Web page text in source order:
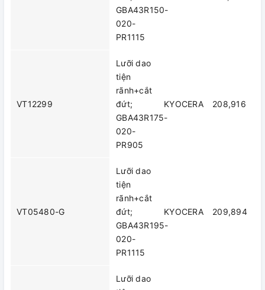
GBA43R150-
020-
PR1115
VT12299
Lưỡi dao
tiện
rãnh+cắt
đứt;
GBA43R175-
020-
PR905
KYOCERA 208,916
VT05480-G
Lưỡi dao
tiện
rãnh+cắt
đứt;
GBA43R195-
020-
PR1115
KYOCERA 209,894
Lưỡi dao